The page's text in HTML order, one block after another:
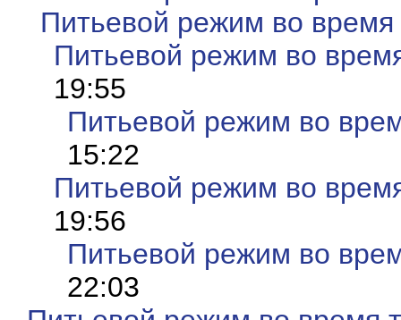
Питьевой режим во время
Питьевой режим во
19:55
Питьевой режим во
15:22
Питьевой режим во
19:56
Питьевой режим во
22:03